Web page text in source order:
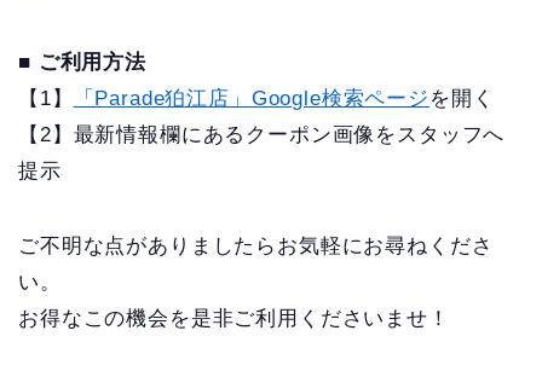
■ ご利用方法
【1】
「Parade狛江店」Google検索ページ を開く
【2】最新情報欄にあるクーポン画像をスタッフへ
提示
ご不明な点がありましたらお気軽にお尋ねくださ
い。
お得なこの機会を是非ご利用くださいませ！